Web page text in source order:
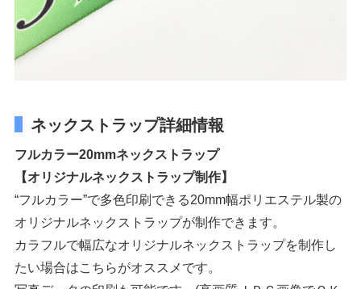
ネックストラップ詳細情報
フルカラー20mmネックストラップ
【オリジナルネックストラップ制作】
“フルカラー”で多色印刷できる20mm幅ポリエステル製の
オリジナルネックストラップが制作できます。
カラフルで幅広なオリジナルネックストラップを制作し
たい場合はこちらがオススメです。